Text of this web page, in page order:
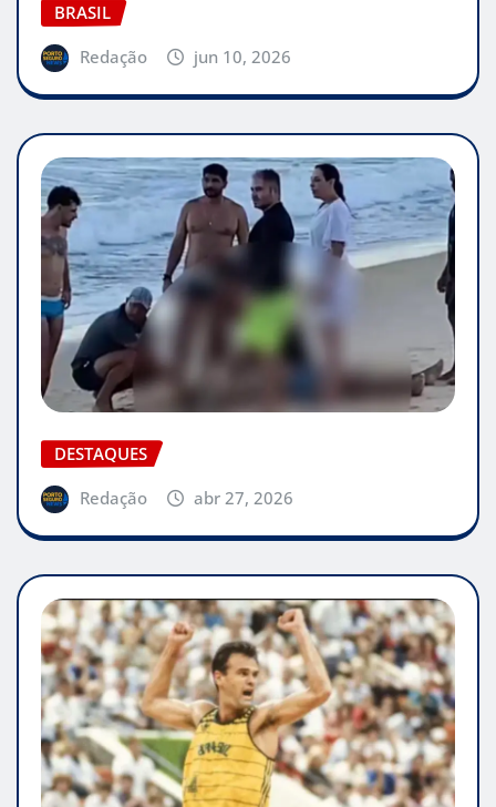
BRASIL
Redação
jun 10, 2026
DESTAQUES
Redação
abr 27, 2026